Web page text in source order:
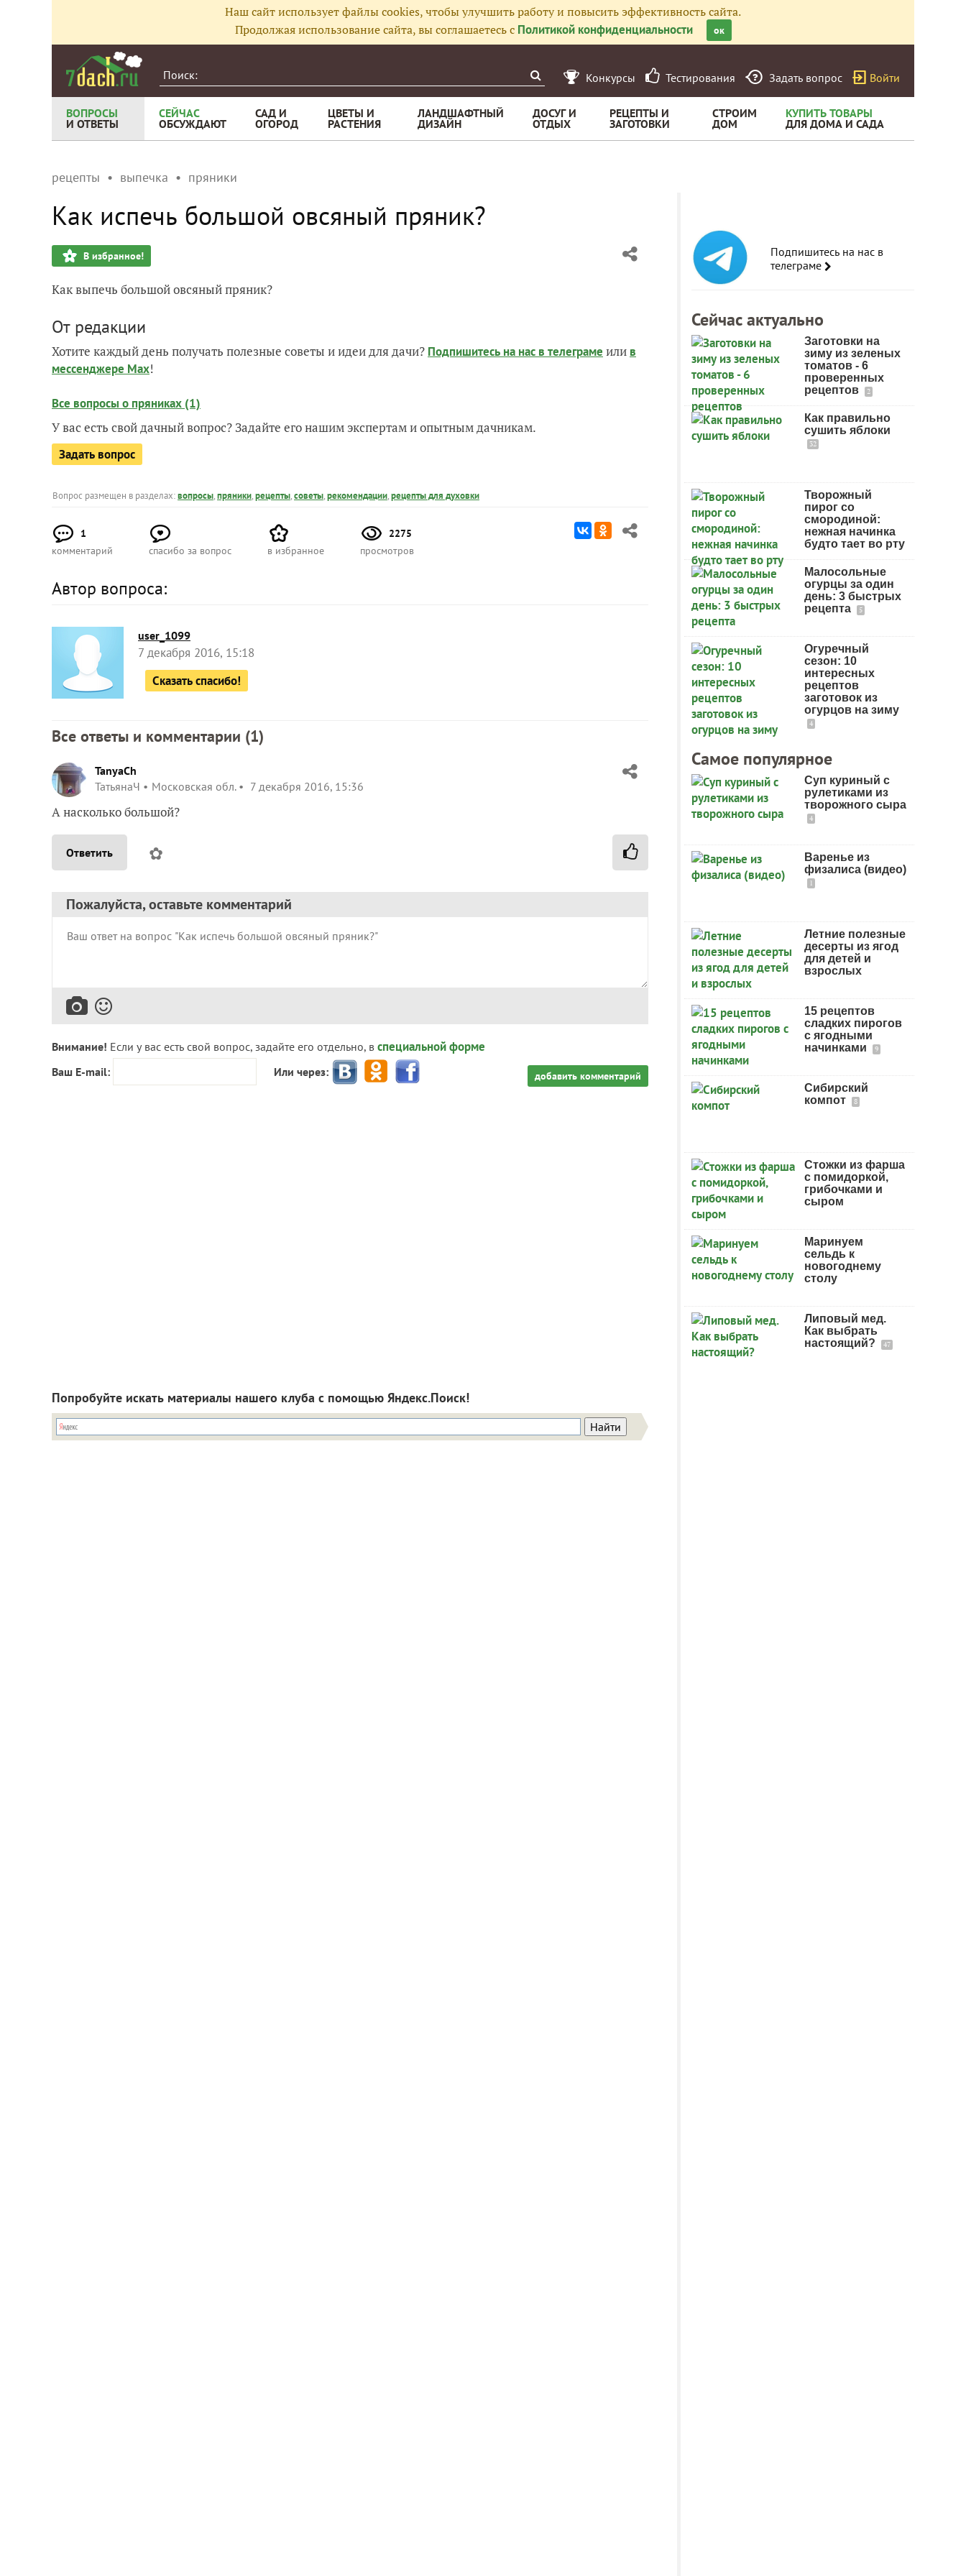
Наш сайт использует файлы cookies, чтобы улучшить работу и повысить эффективность сайта.
Продолжая использование сайта, вы соглашаетесь с Политикой конфиденциальности ок
Конкурсы Тестирования Задать вопрос Войти
ВОПРОСЫ
И ОТВЕТЫ
СЕЙЧАС
ОБСУЖДАЮТ
САД И
ОГОРОД
ЦВЕТЫ И
РАСТЕНИЯ
ЛАНДШАФТНЫЙ
ДИЗАЙН
ДОСУГ И
ОТДЫХ
РЕЦЕПТЫ И
ЗАГОТОВКИ
СТРОИМ
ДОМ
КУПИТЬ ТОВАРЫ
ДЛЯ ДОМА И САДА
рецепты выпечка пряники
Как испечь большой овсяный пряник?
В избранное!
Как выпечь большой овсяный пряник?
От редакции
Хотите каждый день получать полезные советы и идеи для дачи? Подпишитесь на нас в телеграме или в
мессенджере Max!
Все вопросы о пряниках (1)
У вас есть свой дачный вопрос? Задайте его нашим экспертам и опытным дачникам.
Задать вопрос
Вопрос размещен в разделах:вопросы,пряники,рецепты,советы,рекомендации,рецепты для духовки
1
комментарий
спасибо за вопрос в избранное
2275
просмотров
Автор вопроса:
user_1099
7 декабря 2016, 15:18
Сказать спасибо!
Все ответы и комментарии (1)
TanyaCh
ТатьянаЧ
Московская обл. 7 декабря 2016, 15:36
А насколько большой?
Ответить ✿
Пожалуйста, оставьте комментарий
Внимание! Если у вас есть свой вопрос, задайте его отдельно, в специальной форме
Ваш E-mail: Или через: добавить комментарий
Попробуйте искать материалы нашего клуба с помощью Яндекс.Поиск!
Подпишитесь на нас в
телеграме
Сейчас актуально
Заготовки на
зиму из зеленых
томатов - 6
проверенных
рецептов
2
Как правильно
сушить яблоки
32
Творожный
пирог со
смородиной:
нежная начинка
будто тает во рту
Малосольные
огурцы за один
день: 3 быстрых
рецепта
5
Огуречный
сезон: 10
интересных
рецептов
заготовок из
огурцов на зиму
4
Самое популярное
Суп куриный с
рулетиками из
творожного сыра
4
Варенье из
физалиса (видео)
1
Летние полезные
десерты из ягод
для детей и
взрослых
15 рецептов
сладких пирогов
с ягодными
начинками
9
Сибирский
компот
8
Стожки из фарша
с помидоркой,
грибочками и
сыром
Маринуем
сельдь к
новогоднему
столу
Липовый мед.
Как выбрать
настоящий?
47